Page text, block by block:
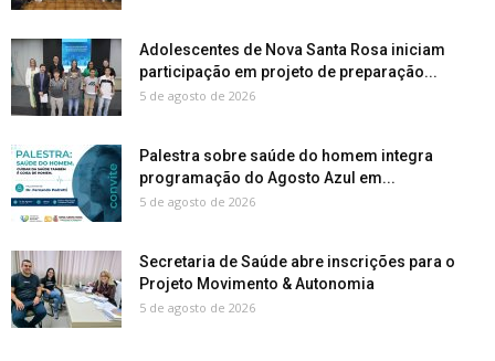
Adolescentes de Nova Santa Rosa iniciam
participação em projeto de preparação...
5 de agosto de 2026
Palestra sobre saúde do homem integra
programação do Agosto Azul em...
5 de agosto de 2026
Secretaria de Saúde abre inscrições para o
Projeto Movimento & Autonomia
5 de agosto de 2026